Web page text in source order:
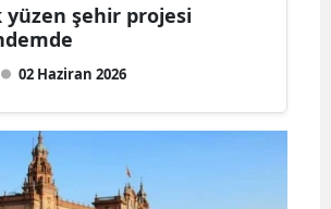
yüzen şehir projesi
02 Haziran 2026